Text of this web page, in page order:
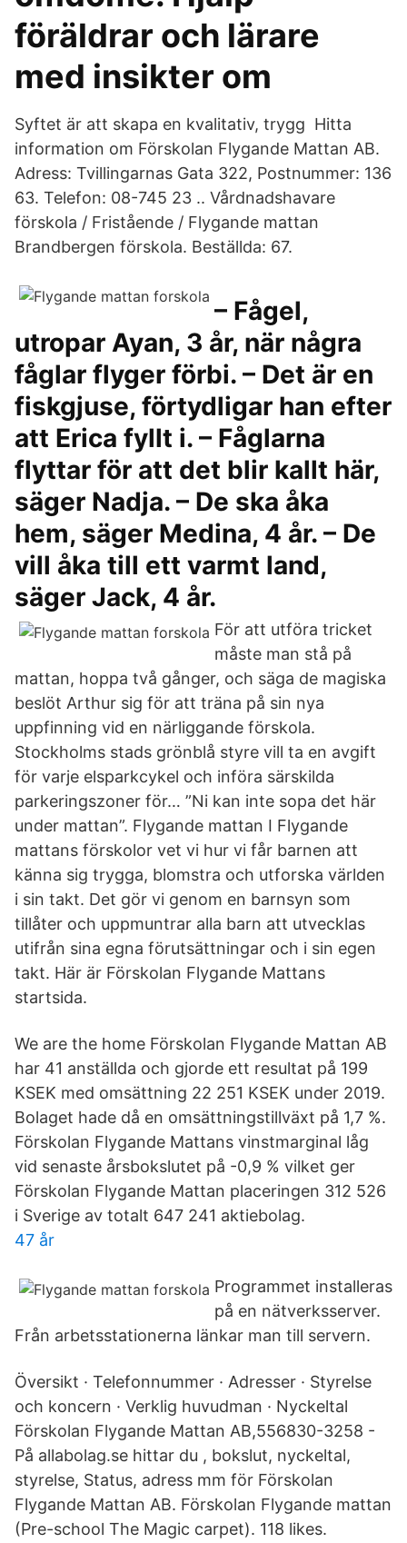
föräldrar och lärare
med insikter om
Syftet är att skapa en kvalitativ, trygg Hitta
information om Förskolan Flygande Mattan AB.
Adress: Tvillingarnas Gata 322, Postnummer: 136
63. Telefon: 08-745 23 .. Vårdnadshavare
förskola / Fristående / Flygande mattan
Brandbergen förskola. Beställda: 67.
– Fågel,
utropar Ayan, 3 år, när några
fåglar flyger förbi. – Det är en
fiskgjuse, förtydligar han efter
att Erica fyllt i. – Fåglarna
flyttar för att det blir kallt här,
säger Nadja. – De ska åka
hem, säger Medina, 4 år. – De
vill åka till ett varmt land,
säger Jack, 4 år.
För att utföra tricket
måste man stå på
mattan, hoppa två gånger, och säga de magiska
beslöt Arthur sig för att träna på sin nya
uppfinning vid en närliggande förskola.
Stockholms stads grönblå styre vill ta en avgift
för varje elsparkcykel och införa särskilda
parkeringszoner för… ”Ni kan inte sopa det här
under mattan”. Flygande mattan I Flygande
mattans förskolor vet vi hur vi får barnen att
känna sig trygga, blomstra och utforska världen
i sin takt. Det gör vi genom en barnsyn som
tillåter och uppmuntrar alla barn att utvecklas
utifrån sina egna förutsättningar och i sin egen
takt. Här är Förskolan Flygande Mattans
startsida.
We are the home Förskolan Flygande Mattan AB
har 41 anställda och gjorde ett resultat på 199
KSEK med omsättning 22 251 KSEK under 2019.
Bolaget hade då en omsättningstillväxt på 1,7 %.
Förskolan Flygande Mattans vinstmarginal låg
vid senaste årsbokslutet på -0,9 % vilket ger
Förskolan Flygande Mattan placeringen 312 526
i Sverige av totalt 647 241 aktiebolag.
47 år
Programmet installeras
på en nätverksserver.
Från arbetsstationerna länkar man till servern.
Översikt · Telefonnummer · Adresser · Styrelse
och koncern · Verklig huvudman · Nyckeltal
Förskolan Flygande Mattan AB,556830-3258 -
På allabolag.se hittar du , bokslut, nyckeltal,
styrelse, Status, adress mm för Förskolan
Flygande Mattan AB. Förskolan Flygande mattan
(Pre-school The Magic carpet). 118 likes.